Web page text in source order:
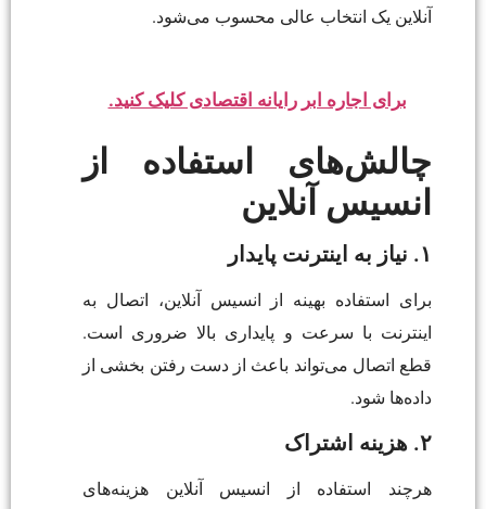
آنلاین یک انتخاب عالی محسوب می‌شود.
برای اجاره ابر رایانه اقتصادی کلیک کنید.
چالش‌های استفاده از
انسیس آنلاین
۱. نیاز به اینترنت پایدار
برای استفاده بهینه از انسیس آنلاین، اتصال به
اینترنت با سرعت و پایداری بالا ضروری است.
قطع اتصال می‌تواند باعث از دست رفتن بخشی از
داده‌ها شود.
۲. هزینه اشتراک
هرچند استفاده از انسیس آنلاین هزینه‌های